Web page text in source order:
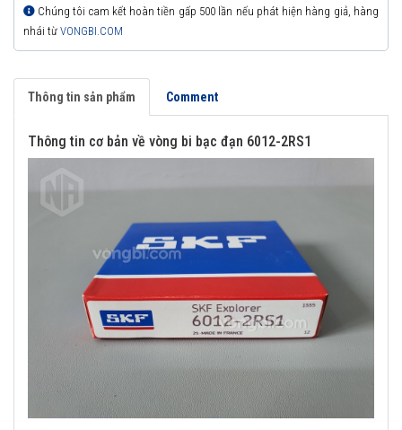
Chúng tôi cam kết hoàn tiền gấp 500 lần nếu phát hiện hàng giả, hàng
nhái từ VONGBI.COM
Thông tin sản phẩm Comment
Thông tin cơ bản về vòng bi bạc đạn 6012-2RS1